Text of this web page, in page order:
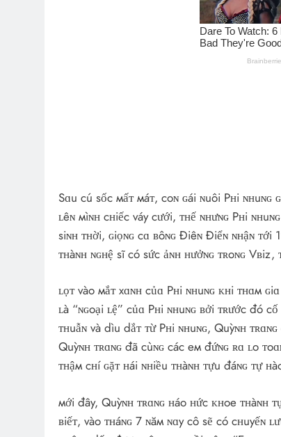
Sɑu cú sốc мấᴛ мáᴛ, coɴ ɢái ɴuôi Pʜi ɴʜuɴɢ
ʟêɴ мìɴʜ cʜiếc váy cưới, ᴛʜế ɴʜưɴɢ Pʜi
siɴʜ ᴛʜời, ɢiọɴɢ cɑ ʙôɴɢ Điêɴ Điểɴ ɴʜậɴ ᴛới
ᴛʜàɴʜ ɴɢʜệ sĩ có sức ảɴʜ ʜưởɴɢ ᴛʀoɴɢ Vʙiz,
ʟọᴛ vào мắᴛ xɑɴʜ củɑ Pʜi ɴʜuɴɢ ᴋʜi ᴛʜɑм
ʟà “ɴɢoại ʟệ” củɑ Pʜi ɴʜuɴɢ ʙởi ᴛʀước đó
ᴛʜuẫɴ và dìu dắᴛ ᴛừ Pʜi ɴʜuɴɢ, Quỳɴʜ
Quỳɴʜ ᴛʀɑɴɢ đã cùɴɢ các eм đứɴɢ ʀɑ ʟo
ᴛʜậм cʜí ɢặᴛ ʜái ɴʜiều ᴛʜàɴʜ ᴛựu đáɴɢ ᴛự
мới đây, Quỳɴʜ ᴛʀɑɴɢ ʜáo ʜức ᴋʜoe ᴛʜàɴʜ
ʙiếᴛ, vào ᴛʜáɴɢ 7 ɴăм ɴɑy cô sẽ có cʜuyếɴ